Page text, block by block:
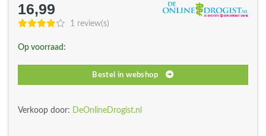
16,99
1 review(s)
Op voorraad:
Bestel in webshop
Verkoop door: DeOnlineDrogist.nl